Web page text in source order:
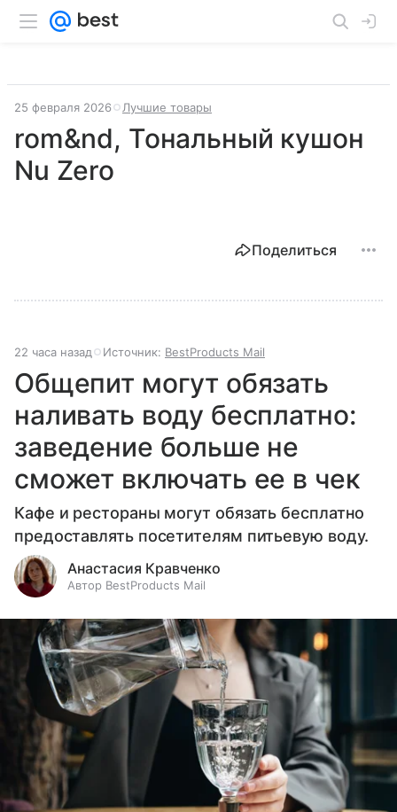
25 февраля 2026 Лучшие товары
rom&nd, Тональный кушон
Nu Zero
Поделиться
22 часа назад Источник: BestProducts Mail
Общепит могут обязать
наливать воду бесплатно:
заведение больше не
сможет включать ее в чек
Кафе и рестораны могут обязать бесплатно
предоставлять посетителям питьевую воду.
Анастасия Кравченко
Автор BestProducts Mail